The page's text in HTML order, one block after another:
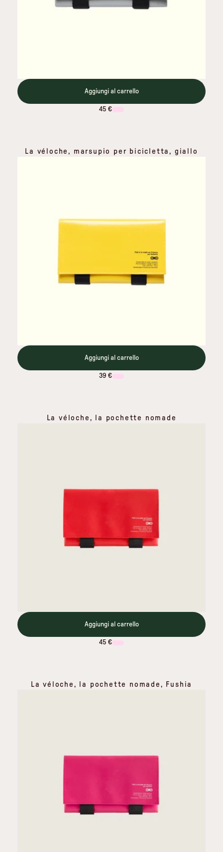
Aggiungi al carrello
45 €
La véloche, marsupio per bicicletta, giallo
Aggiungi al carrello
39 €
La véloche, la pochette nomade
Aggiungi al carrello
45 €
La véloche, la pochette nomade, Fushia